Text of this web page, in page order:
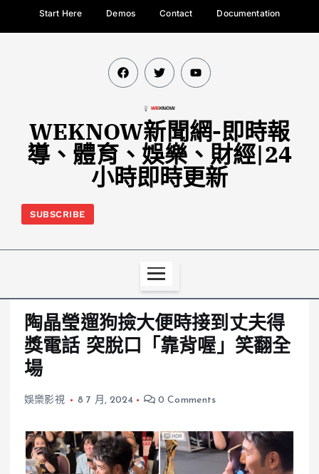
Start Here Demos Contact Documentation
WEKNOW新聞網-即時報
導、體育、娛樂、財經|24
小時即時更新
SUBSCRIBE
陶晶瑩遛狗撿大便時接到丈夫得
獎電話 突脫口「靠背喔」笑翻全
場
娛樂影視 8 7 月, 2024 0 Comments